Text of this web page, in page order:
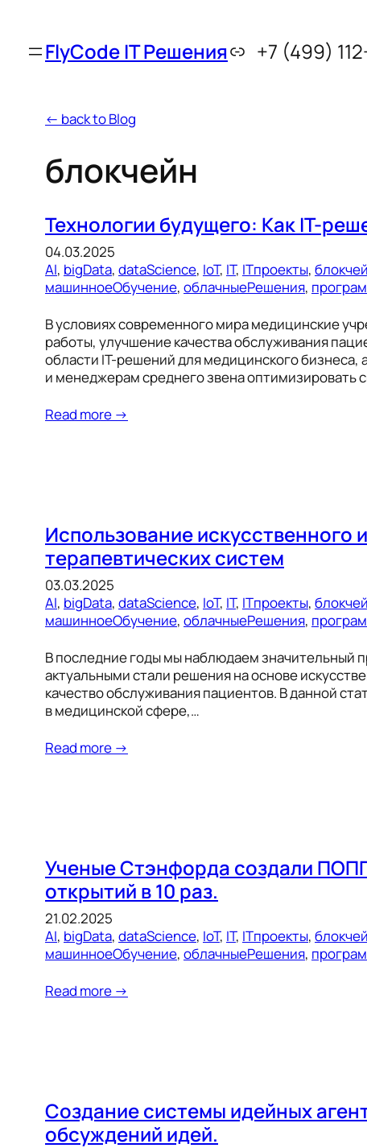
FlyCode IT Решения +7 (499)
← back to Blog
блокчейн
Технологии будущего: Как IT-
04.03.2025
AI, bigData, dataScience, IoT, IT, ITпроекты,
машинноеОбучение, облачныеРешения,
В условиях современного мира медицинские
работы, улучшение качества обслуживания
области IT-решений для медицинского бизнеса,
и менеджерам среднего звена оптимизировать
Read more →
Использование искусственного
терапевтических систем
03.03.2025
AI, bigData, dataScience, IoT, IT, ITпроекты,
машинноеОбучение, облачныеРешения,
В последние годы мы наблюдаем значительный
актуальными стали решения на основе
качество обслуживания пациентов. В данной
в медицинской сфере,…
Read more →
Ученые Стэнфорда создали
открытий в 10 раз.
21.02.2025
AI, bigData, dataScience, IoT, IT, ITпроекты,
машинноеОбучение, облачныеРешения,
Read more →
Создание системы идейных
обсуждений идей.